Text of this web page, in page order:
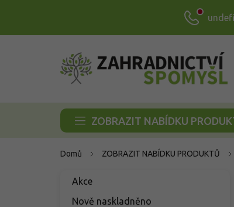
ZOBRAZIT NABÍDKU
Domů ZOBRAZIT NABÍDKU PRODUKTŮ
Přeskočit
Akce
Nově naskladněno